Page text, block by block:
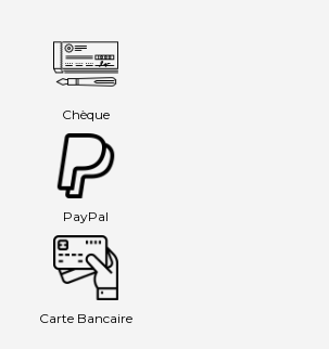
Chèque
PayPal
Carte Bancaire